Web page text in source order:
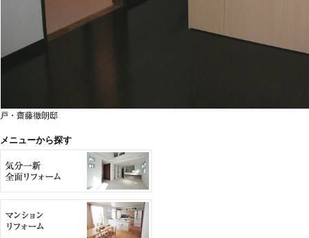
戸・齋藤徹朗邸
メニューから探す